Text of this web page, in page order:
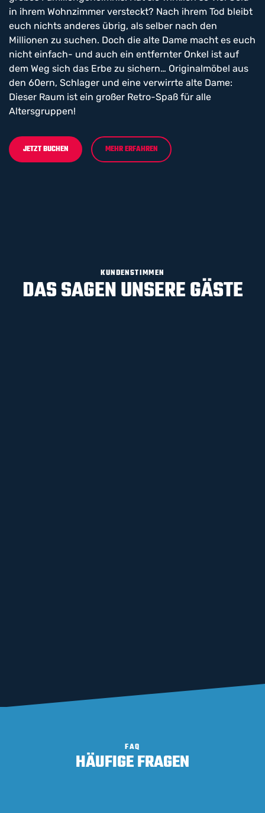
in ihrem Wohnzimmer versteckt? Nach ihrem Tod bleibt
euch nichts anderes übrig, als selber nach den
Millionen zu suchen. Doch die alte Dame macht es euch
nicht einfach- und auch ein entfernter Onkel ist auf
dem Weg sich das Erbe zu sichern… Originalmöbel aus
den 60ern, Schlager und eine verwirrte alte Dame:
Dieser Raum ist ein großer Retro-Spaß für alle
Altersgruppen!
JETZT BUCHEN MEHR ERFAHREN
KUNDENSTIMMEN
DAS SAGEN UNSERE GÄSTE
FAQ
HÄUFIGE FRAGEN